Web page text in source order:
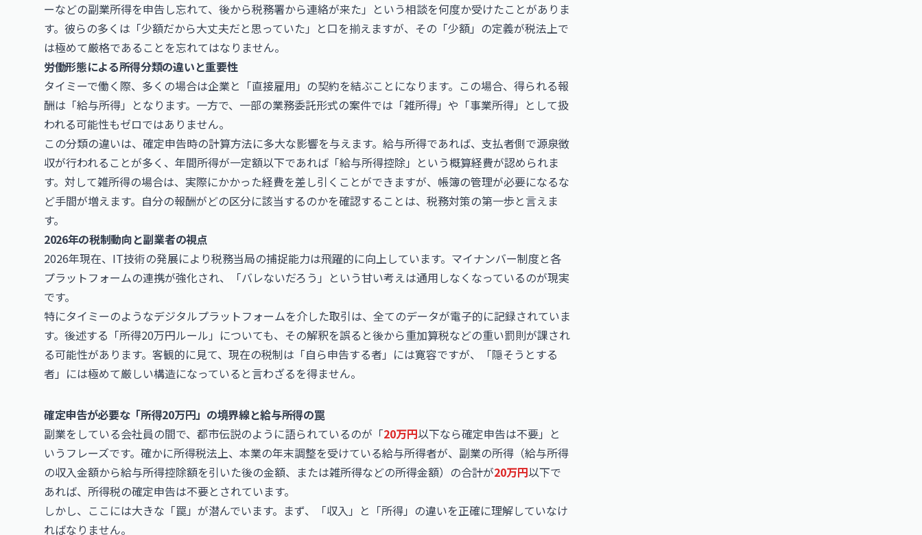
ーなどの副業所得を申告し忘れて、後から税務署から連絡が来た」という相談を何度か受けたことがありま
す。彼らの多くは「少額だから大丈夫だと思っていた」と口を揃えますが、その「少額」の定義が税法上で
は極めて厳格であることを忘れてはなりません。
労働形態による所得分類の違いと重要性
タイミーで働く際、多くの場合は企業と「直接雇用」の契約を結ぶことになります。この場合、得られる報
酬は「給与所得」となります。一方で、一部の業務委託形式の案件では「雑所得」や「事業所得」として扱
われる可能性もゼロではありません。
この分類の違いは、確定申告時の計算方法に多大な影響を与えます。給与所得であれば、支払者側で源泉徴
収が行われることが多く、年間所得が一定額以下であれば「給与所得控除」という概算経費が認められま
す。対して雑所得の場合は、実際にかかった経費を差し引くことができますが、帳簿の管理が必要になるな
ど手間が増えます。自分の報酬がどの区分に該当するのかを確認することは、税務対策の第一歩と言えま
す。
2026年の税制動向と副業者の視点
2026年現在、IT技術の発展により税務当局の捕捉能力は飛躍的に向上しています。マイナンバー制度と各
プラットフォームの連携が強化され、「バレないだろう」という甘い考えは通用しなくなっているのが現実
です。
特にタイミーのようなデジタルプラットフォームを介した取引は、全てのデータが電子的に記録されていま
す。後述する「所得20万円ルール」についても、その解釈を誤ると後から重加算税などの重い罰則が課され
る可能性があります。客観的に見て、現在の税制は「自ら申告する者」には寛容ですが、「隠そうとする
者」には極めて厳しい構造になっていると言わざるを得ません。
確定申告が必要な「所得20万円」の境界線と給与所得の罠
副業をしている会社員の間で、都市伝説のように語られているのが「20万円以下なら確定申告は不要」と
いうフレーズです。確かに所得税法上、本業の年末調整を受けている給与所得者が、副業の所得（給与所得
の収入金額から給与所得控除額を引いた後の金額、または雑所得などの所得金額）の合計が20万円以下で
あれば、所得税の確定申告は不要とされています。
しかし、ここには大きな「罠」が潜んでいます。まず、「収入」と「所得」の違いを正確に理解していなけ
ればなりません。